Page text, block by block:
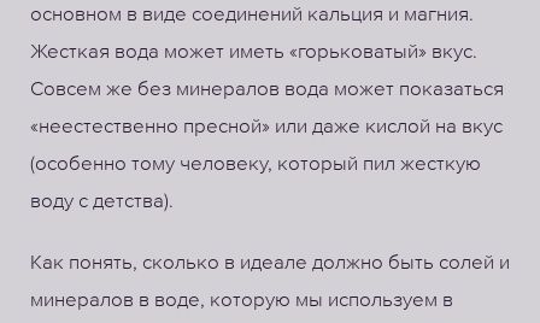
основном в виде соединений кальция и магния.
Жесткая вода может иметь «горьковатый» вкус.
Совсем же без минералов вода может показаться
«неестественно пресной» или даже кислой на вкус
(особенно тому человеку, который пил жесткую
воду с детства).
Как понять, сколько в идеале должно быть солей и
минералов в воде, которую мы используем в